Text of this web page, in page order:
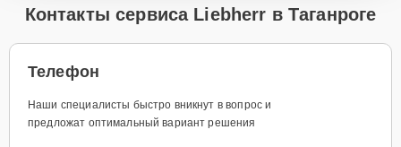
Контакты сервиса Liebherr в Таганроге
Телефон
Наши специалисты быстро вникнут в вопрос и
предложат оптимальный вариант решения